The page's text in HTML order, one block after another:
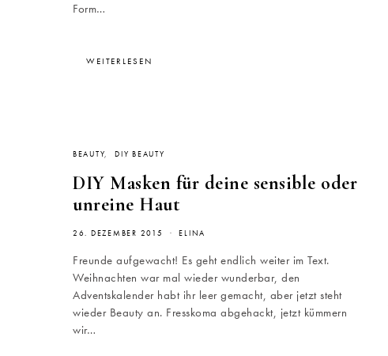
Form…
WEITERLESEN
BEAUTY DIY BEAUTY
DIY Masken für deine sensible oder
unreine Haut
26. DEZEMBER 2015 ELINA
Freunde aufgewacht! Es geht endlich weiter im Text.
Weihnachten war mal wieder wunderbar, den
Adventskalender habt ihr leer gemacht, aber jetzt steht
wieder Beauty an. Fresskoma abgehackt, jetzt kümmern
wir…